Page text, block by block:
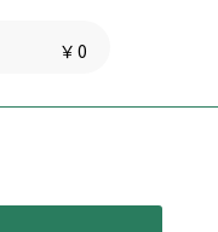
￥0